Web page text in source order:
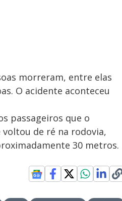
morreram, entre elas
O acidente aconteceu
passageiros que o
de ré na rodovia,
30 metros.